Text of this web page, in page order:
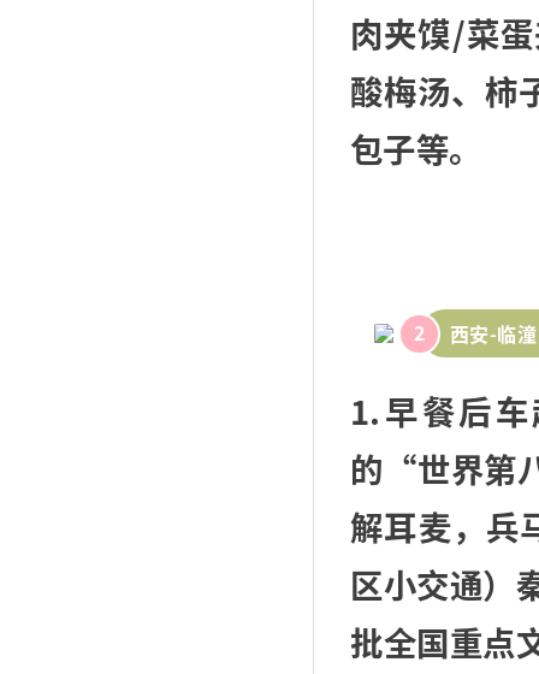
肉夹馍/菜
酸梅汤、柿
包子等。
2 西安-临潼
1.早餐后
的“世界第
解耳麦，兵
区小交通）
批全国重点